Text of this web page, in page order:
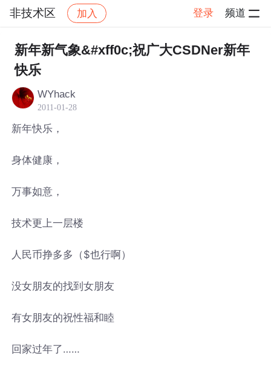
非技术区 加入 登录 频道
社区 非技术区 帖子详情
新年新气象&#xff0c;祝广大CSDNer新年
快乐
WYhack
2011-01-28
新年快乐，
身体健康，
万事如意，
技术更上一层楼
人民币挣多多（$也行啊）
没女朋友的找到女朋友
有女朋友的祝性福和睦
回家过年了……